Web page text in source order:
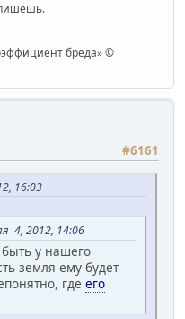
бреда» ©
#6161
16:03
4, 2012, 14:06
у нашего
земля ему будет
где его